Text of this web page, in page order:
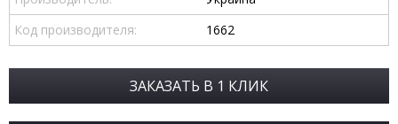
Код производителя:
1662
ЗАКАЗАТЬ В 1 КЛИК